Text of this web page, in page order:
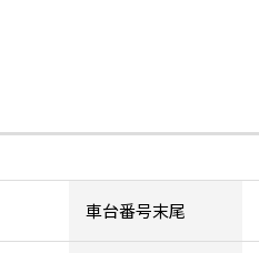
車台番号末尾